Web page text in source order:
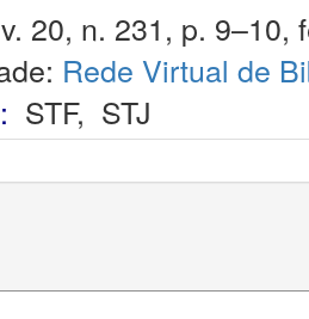
20, n. 231, p. 9–10,
Rede Virtual de
STF, STJ